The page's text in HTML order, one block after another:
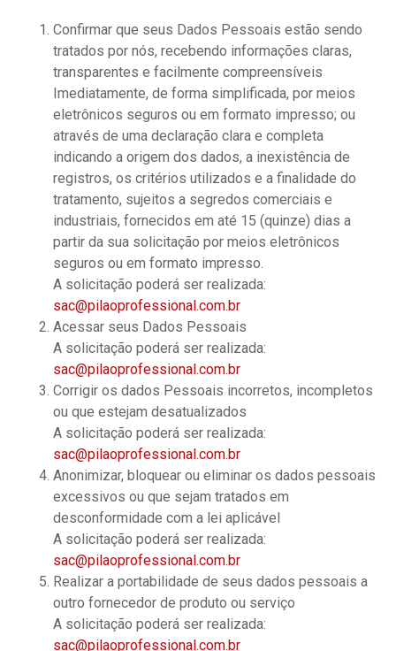
Confirmar que seus Dados Pessoais estão sendo
tratados por nós, recebendo informações claras,
transparentes e facilmente compreensíveis
Imediatamente, de forma simplificada, por meios
eletrônicos seguros ou em formato impresso; ou
através de uma declaração clara e completa
indicando a origem dos dados, a inexistência de
registros, os critérios utilizados e a finalidade do
tratamento, sujeitos a segredos comerciais e
industriais, fornecidos em até 15 (quinze) dias a
partir da sua solicitação por meios eletrônicos
seguros ou em formato impresso.
A solicitação poderá ser realizada:
sac@pilaoprofessional.com.br
Acessar seus Dados Pessoais
A solicitação poderá ser realizada:
sac@pilaoprofessional.com.br
Corrigir os dados Pessoais incorretos, incompletos
ou que estejam desatualizados
A solicitação poderá ser realizada:
sac@pilaoprofessional.com.br
Anonimizar, bloquear ou eliminar os dados pessoais
excessivos ou que sejam tratados em
desconformidade com a lei aplicável
A solicitação poderá ser realizada:
sac@pilaoprofessional.com.br
Realizar a portabilidade de seus dados pessoais a
outro fornecedor de produto ou serviço
A solicitação poderá ser realizada:
sac@pilaoprofessional.com.br